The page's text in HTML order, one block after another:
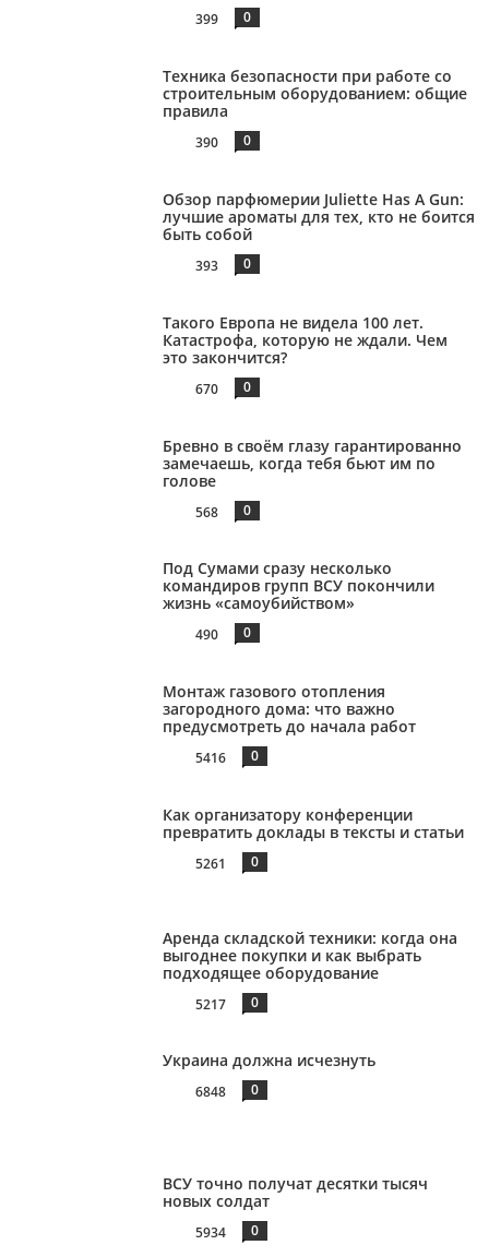
399 0
Техника безопасности при работе со
строительным оборудованием: общие
правила
390 0
Обзор парфюмерии Juliette Has A Gun:
лучшие ароматы для тех, кто не боится
быть собой
393 0
Такого Европа не видела 100 лет.
Катастрофа, которую не ждали. Чем
это закончится?
670 0
Бревно в своём глазу гарантированно
замечаешь, когда тебя бьют им по
голове
568 0
Под Сумами сразу несколько
командиров групп ВСУ покончили
жизнь «самоубийством»
490 0
Монтаж газового отопления
загородного дома: что важно
предусмотреть до начала работ
5416 0
Как организатору конференции
превратить доклады в тексты и статьи
5261 0
Аренда складской техники: когда она
выгоднее покупки и как выбрать
подходящее оборудование
5217 0
Украина должна исчезнуть
6848 0
ВСУ точно получат десятки тысяч
новых солдат
5934 0